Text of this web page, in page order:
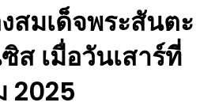
สมเด็จพระสันตะ
ส เมื่อวันเสาร์ที่
2025